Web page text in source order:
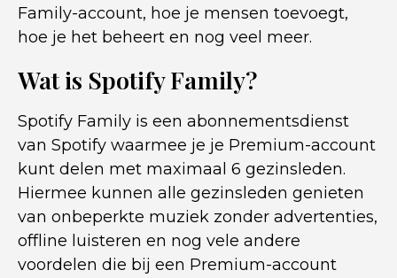
Family-account, hoe je mensen toevoegt,
hoe je het beheert en nog veel meer.
Wat is Spotify Family?
Spotify Family is een abonnementsdienst
van Spotify waarmee je je Premium-account
kunt delen met maximaal 6 gezinsleden.
Hiermee kunnen alle gezinsleden genieten
van onbeperkte muziek zonder advertenties,
offline luisteren en nog vele andere
voordelen die bij een Premium-account